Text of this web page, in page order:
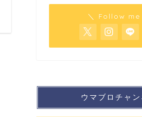
＼ Follow me
ウマブロチャ